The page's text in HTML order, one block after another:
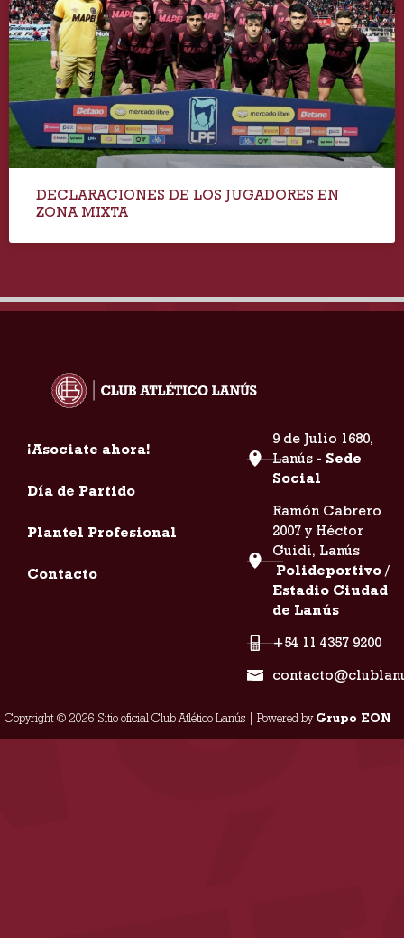
DECLARACIONES DE LOS JUGADORES EN
ZONA MIXTA
¡Asociate ahora!
Día de Partido
Plantel Profesional
Contacto
9 de Julio 1680,
Lanús - Sede
Social
Ramón Cabrero
2007 y Héctor
Guidi, Lanús
Polideportivo /
Estadio Ciudad
de Lanús
+54 11 4357 9200
Copyright © 2026 Sitio oficial Club Atlético Lanús | Powered byGrupo EON